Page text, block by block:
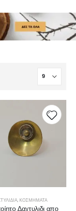
,ΚΟΣΜΉΜΑΤΑ
Δαχτυλιδι απο